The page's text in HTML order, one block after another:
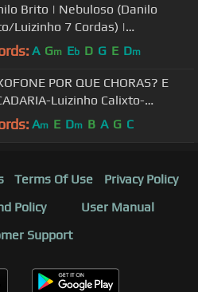
Brito | Nebuloso (Danilo
Luizinho 7 Cordas) |
SESC Brasil
A Gm Eb D G E Dm
POR QUE CHORAS? E
Luizinho Calixto-
BRASILEIRINHO.mp4
Am E Dm B A G C
Terms Of Use
Privacy Policy
Policy
User Manual
Support